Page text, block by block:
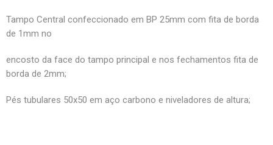
Tampo Central confeccionado em BP 25mm com fita de borda
de 1mm no
encosto da face do tampo principal e nos fechamentos fita de
borda de 2mm;
Pés tubulares 50x50 em aço carbono e niveladores de altura;